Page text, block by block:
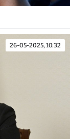
26-05-2025, 10:32